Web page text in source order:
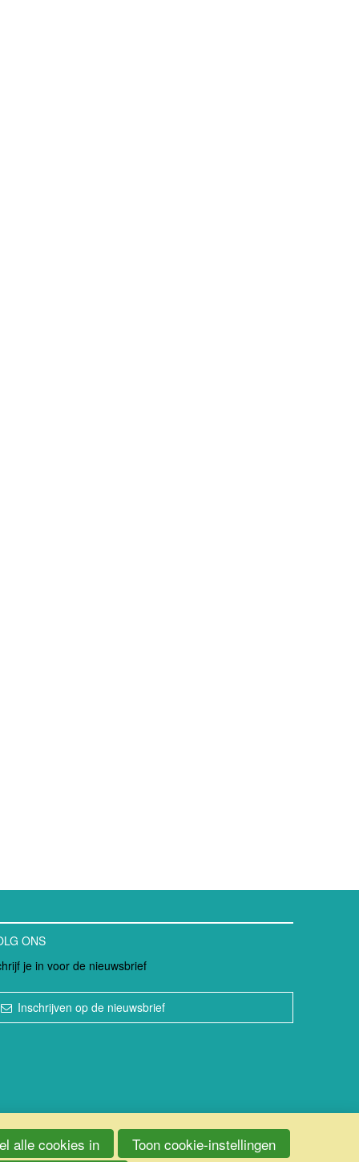
ONS
je in voor de nieuwsbrief
Inschrijven op de nieuwsbrief
alle cookies in Toon cookie-instellingen